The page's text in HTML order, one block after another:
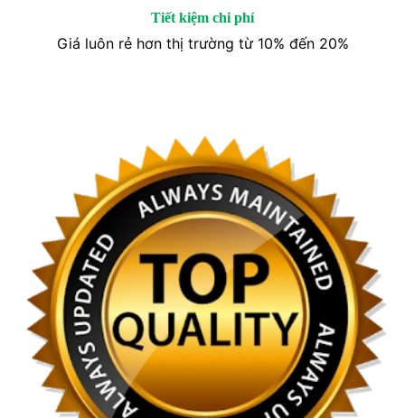
Tiết kiệm chi phí
Giá luôn rẻ hơn thị trường từ 10% đến 20%